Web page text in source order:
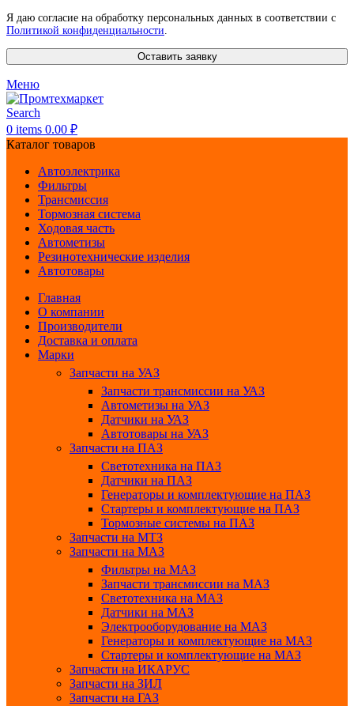
Я даю согласие на обработку персональных данных в соответствии с
Политикой конфиденциальности.
Оставить заявку
Меню
Search
0 items 0.00 ₽
Каталог товаров
Автоэлектрика
Фильтры
Трансмиссия
Тормозная система
Ходовая часть
Автометизы
Резинотехнические изделия
Автотовары
Главная
О компании
Производители
Доставка и оплата
Марки
Запчасти на УАЗ
Запчасти трансмиссии на УАЗ
Автометизы на УАЗ
Датчики на УАЗ
Автотовары на УАЗ
Запчасти на ПАЗ
Светотехника на ПАЗ
Датчики на ПАЗ
Генераторы и комплектующие на ПАЗ
Стартеры и комплектующие на ПАЗ
Тормозные системы на ПАЗ
Запчасти на МТЗ
Запчасти на МАЗ
Фильтры на МАЗ
Запчасти трансмиссии на МАЗ
Светотехника на МАЗ
Датчики на МАЗ
Электрооборудование на МАЗ
Генераторы и комплектующие на МАЗ
Стартеры и комплектующие на МАЗ
Запчасти на ИКАРУС
Запчасти на ЗИЛ
Запчасти на ГАЗ